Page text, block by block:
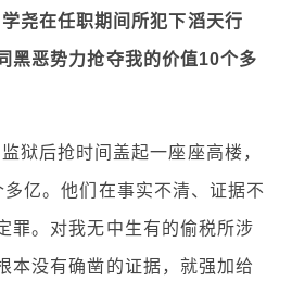
尧在任职期间所犯下滔天行
黑恶势力抢夺我的价值10个多
后抢时间盖起一座座高楼，
亿。他们在事实不清、证据不
罪。对我无中生有的偷税所涉
本没有确凿的证据，就强加给